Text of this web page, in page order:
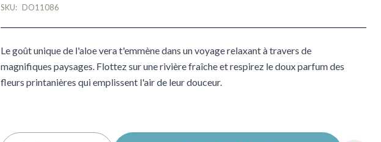
SKU: DO11086
Le goût unique de l'aloe vera t'emmène dans un voyage relaxant à travers de
magnifiques paysages. Flottez sur une rivière fraîche et respirez le doux parfum des
fleurs printanières qui emplissent l'air de leur douceur.